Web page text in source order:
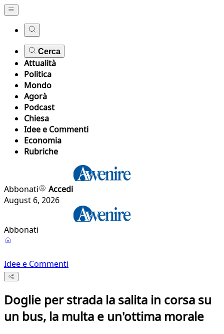
Cerca
Attualità
Politica
Mondo
Agorà
Podcast
Chiesa
Idee e Commenti
Economia
Rubriche
Abbonati
Accedi
August 6, 2026
Abbonati
Idee e Commenti
Doglie per strada la salita in corsa su
un bus, la multa e un'ottima morale